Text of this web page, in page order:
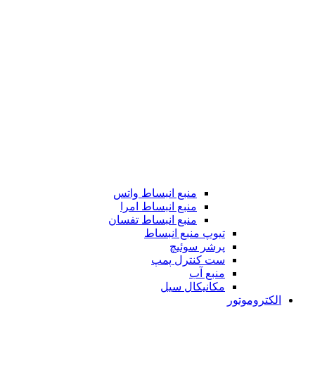
منبع انبساط واتس
منبع انبساط امرا
منبع انبساط تفسان
تیوپ منبع انبساط
پرشر سوئیچ
ست کنترل پمپ
منبع آب
مکانیکال سیل
الکتروموتور